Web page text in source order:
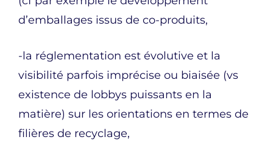
d’emballages issus de co-produits,
-la réglementation est évolutive et la
visibilité parfois imprécise ou biaisée (vs
existence de lobbys puissants en la
matière) sur les orientations en termes de
filières de recyclage,